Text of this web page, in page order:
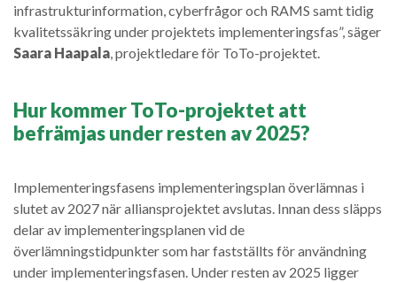
infrastrukturinformation, cyberfrågor och RAMS samt tidig
kvalitetssäkring under projektets implementeringsfas”, säger
Saara Haapala, projektledare för ToTo-projektet.
Hur kommer ToTo-projektet att
befrämjas under resten av 2025?
Implementeringsfasens implementeringsplan överlämnas i
slutet av 2027 när alliansprojektet avslutas. Innan dess släpps
delar av implementeringsplanen vid de
överlämningstidpunkter som har fastställts för användning
under implementeringsfasen. Under resten av 2025 ligger